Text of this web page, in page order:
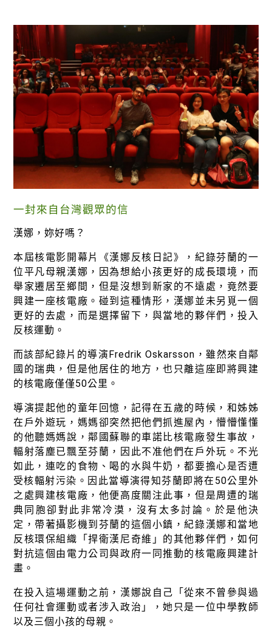
參與綠盟
捐款支持
徵才資訊
活動行事曆
活動紀錄
教育推廣申請
加入志工
一封來自台灣觀眾的信
漢娜，妳好嗎？
本屆核電影開幕片《漢娜反核日記》，紀錄芬蘭的一
位平凡母親漢娜，因為想給小孩更好的成長環境，而
舉家遷居至鄉間，但是沒想到新家的不遠處，竟然要
興建一座核電廠。碰到這種情形，漢娜並未另覓一個
更好的去處，而是選擇留下，與當地的夥伴們，投入
反核運動。
而該部紀錄片的導演Fredrik Oskarsson，雖然來自鄰
國的瑞典，但是他居住的地方，也只離這座即將興建
的核電廠僅僅50公里。
導演提起他的童年回憶，記得在五歲的時候，和姊姊
在戶外遊玩，媽媽卻突然把他們抓進屋內，懵懵懂懂
的他聽媽媽說，鄰國蘇聯的車諾比核電廠發生事故，
輻射落塵已飄至芬蘭，因此不准他們在戶外玩。不光
如此，連吃的食物、喝的水與牛奶，都要擔心是否遭
受核輻射污染。因此當導演得知芬蘭即將在50公里外
之處興建核電廠，他便高度關注此事，但是周遭的瑞
典同胞卻對此非常冷漠，沒有太多討論。於是他決
定，帶著攝影機到芬蘭的這個小鎮，紀錄漢娜和當地
反核環保組織「捍衛漢尼奇維」的其他夥伴們，如何
對抗這個由電力公司與政府一同推動的核電廠興建計
畫。
在投入這場運動之前，漢娜說自己「從來不曾參與過
任何社會運動或者涉入政治」，她只是一位中學教師
以及三個小孩的母親。